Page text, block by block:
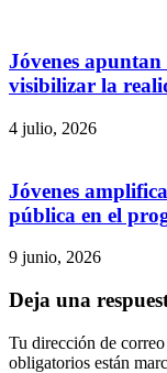
Jóvenes
visibilizar la
4 julio, 2026
Jóvenes
pública en el
9 junio, 2026
Deja una
Tu dirección de
obligatorios están